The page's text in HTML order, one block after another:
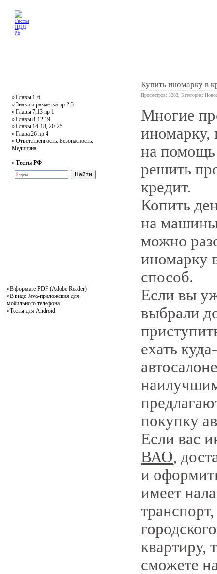
» Главы 1-6
» Знаки и разметка пр 2,3
» Главы 7,13 пр 1
» Главы 8-12,19
» Главы 14-18, 20-25
» Глава 26 пр 4
» Ответственность. Безопасность.
Медицина.
» Тесты РФ
»В формате PDF (Adobe Reader)
»В виде Java-приложения для
мобильного телефона
»Тесты для Android
Купить иномарку в
Просмотров: 3283, Категория:
Многие
иномарку,
на помощь
решить
кредит.
Копить
на машины
можно
иномарку
способ.
Если вы
выбрали
ехать
покупку
Если вас
ВАО,
и
имеет
квартиру,
сможете